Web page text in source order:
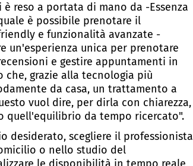
reso a portata di mano da -Essenza
è possibile prenotare il
e funzionalità avanzate -
un'esperienza unica per prenotare
e gestire appuntamenti in
grazie alla tecnologia più
da casa, un trattamento a
vuol dire, per dirla con chiarezza,
quell'equilibrio da tempo ricercato".
desiderato, scegliere il professionista
o nello studio del
le disponibilità in tempo reale